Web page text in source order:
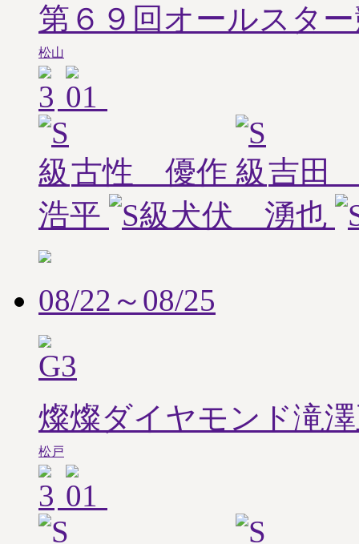
第６９回オールスタ
松山
古性 優作
吉田
浩平
犬伏 湧也
08/22～08/25
燦燦ダイヤモンド滝
松戸